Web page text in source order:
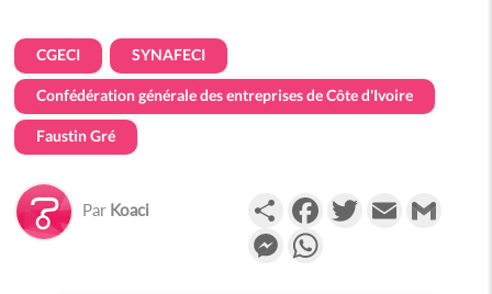
CGECI SYNAFECI
Confédération générale des entreprises de Côte d'Ivoire
Faustin Gré
Par Koaci PartagerFacebookTwitterEmail
Messenger